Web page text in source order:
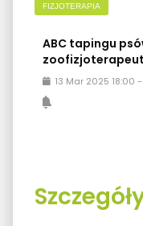
FIZJOTERAPIA
ABC tapingu
13 Mar 2025 18:00 -